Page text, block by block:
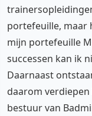
portefeuille, maar
mijn portefeuille
successen kan ik
Daarnaast
daarom
bestuur van